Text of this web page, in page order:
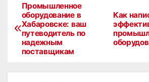
Н
а
Как
Промышленное
оборудование в
Хабаровске: ваш
путеводитель по
надежным
поставщикам